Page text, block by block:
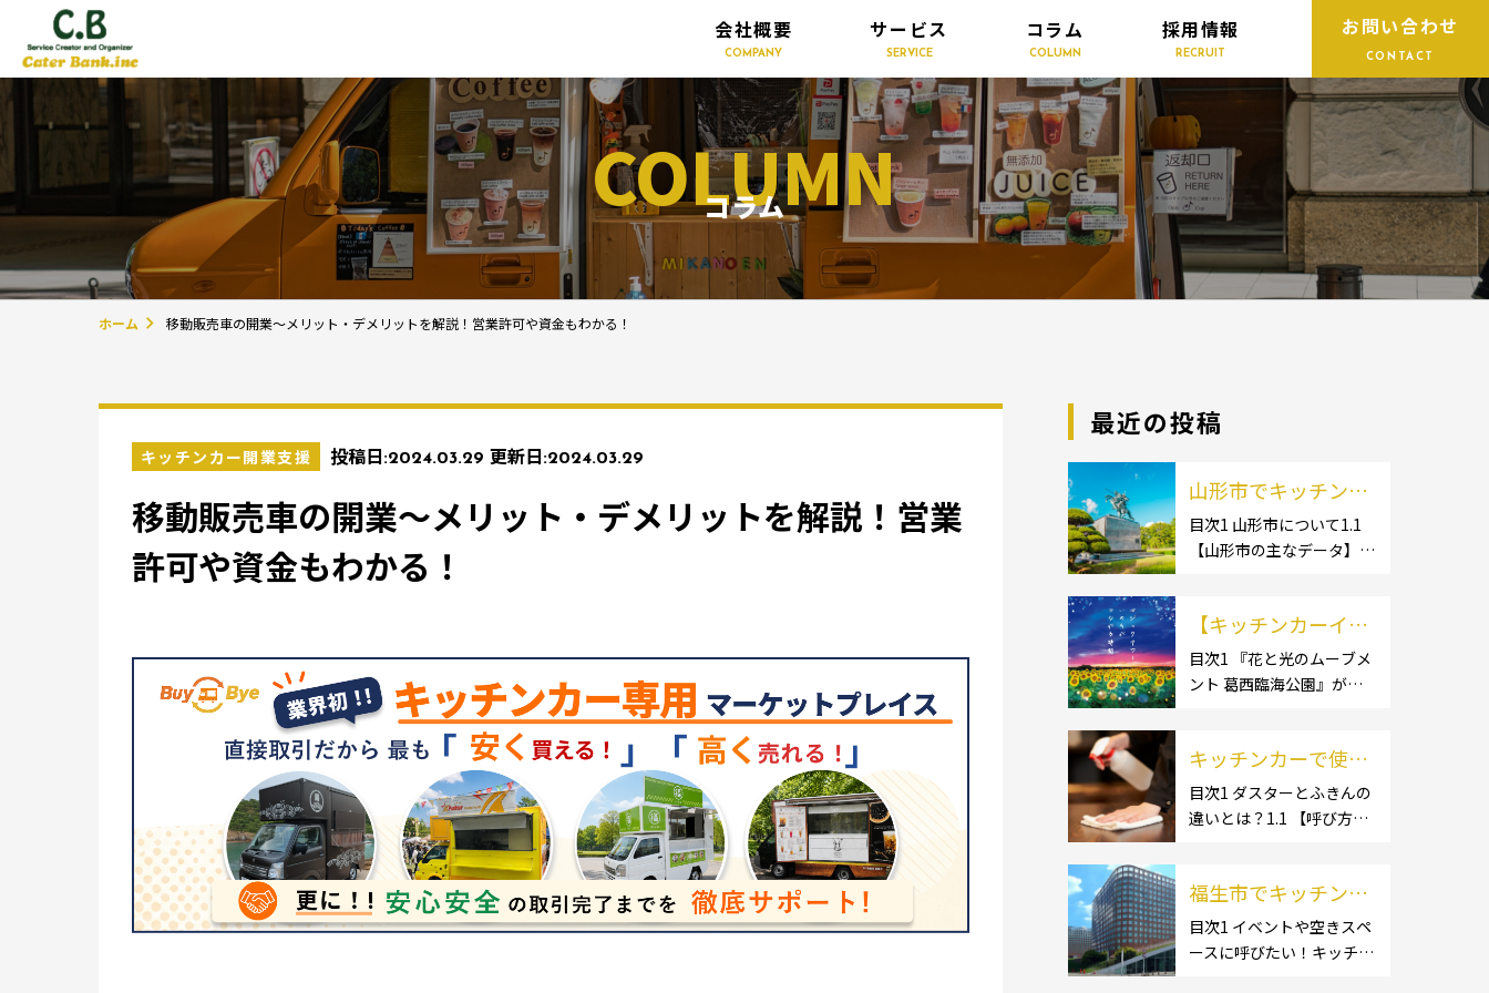
会社概要
COMPANY
サービス
SERVICE
コラム
COLUMN
採用情報
RECRUIT
お問い合わせ
CONTACT
COLUMN
コラム
ホーム 移動販売車の開業～メリット・デメリットを解説！営業許可や資金もわかる！
キッチンカー開業支援 投稿日:2024.03.29 更新日:2024.03.29
移動販売車の開業～メリット・デメリットを解説！営業
許可や資金もわかる！
最近の投稿
山形市でキッチンカ
ー開業するなら格安
のレンタル・リー
流れも解説！
目次1 山形市について1.1
【山形市の主なデータ】
王温泉]1.2.2 [文翔館]1.3
【名産品・ご当地グルメ】
1.3.1 [芋煮]1.3 […]
【キッチンカーイベ
ント情報】花と光の
ムーブメント 葛西臨
います！
目次1 『花と光のムーブメ
ント 葛西臨海公園』が開
場といえば、やっぱりイベ
ント！ 日本全国で、キッチ
ンカーが営業している様々
キッチンカーで使用
するダスター・ふき
んの選び方とは？お
介！
目次1 ダスターとふきんの
違いとは？1.1 【呼び方の
ンタークロスとも呼ばれ
る】2 キッチンカーで使用
するダスター(ふきん)種類
福生市でキッチンカ
ーを呼びたい！派遣
してもらうにはどう
目次1 イベントや空きスペ
ースに呼びたい！キッチン